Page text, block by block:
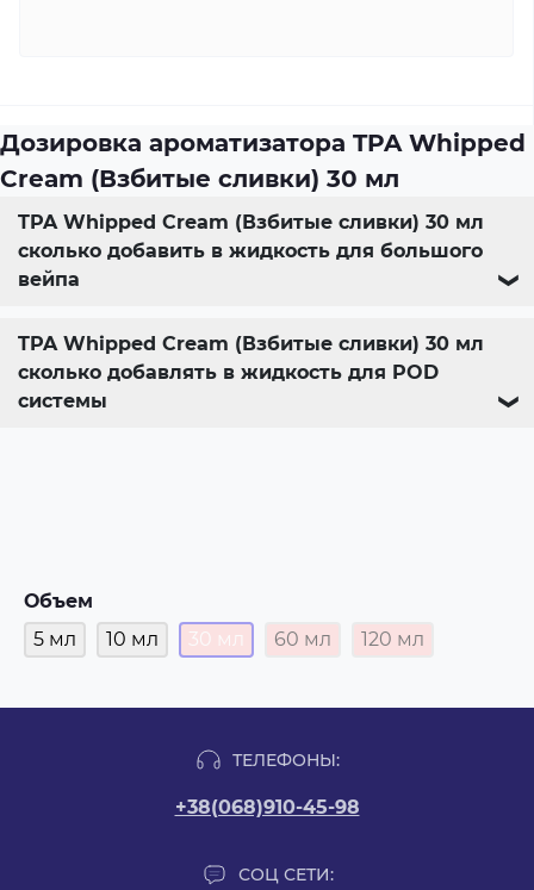
Дозировка ароматизатора TPA Whipped
Cream (Взбитые сливки) 30 мл
TPA Whipped Cream (Взбитые сливки) 30 мл
сколько добавить в жидкость для большого
вейпа
❯
TPA Whipped Cream (Взбитые сливки) 30 мл
сколько добавлять в жидкость для POD
системы
❯
Объем
5 мл
10 мл 30 мл 60 мл 120 мл
ТЕЛЕФОНЫ:
+38(068)910-45-98
СОЦ СЕТИ: